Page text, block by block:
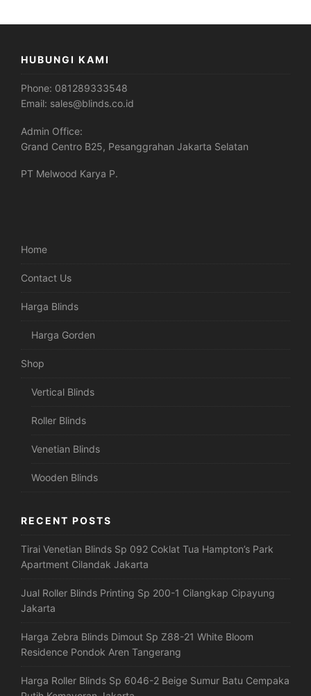
HUBUNGI KAMI
Phone: 081289333548
Email: sales@blinds.co.id
Admin Office:
Grand Centro B25, Pesanggrahan Jakarta Selatan
PT Melwood Karya P.
Home
Contact Us
Harga Blinds
Harga Gorden
Shop
Vertical Blinds
Roller Blinds
Venetian Blinds
Wooden Blinds
RECENT POSTS
Tirai Venetian Blinds Sp 092 Coklat Tua Hampton’s Park
Apartment Cilandak Jakarta
Jual Roller Blinds Printing Sp 200-1 Cilangkap Cipayung
Jakarta
Harga Zebra Blinds Dimout Sp Z88-21 White Bloom
Residence Pondok Aren Tangerang
Harga Roller Blinds Sp 6046-2 Beige Sumur Batu Cempaka